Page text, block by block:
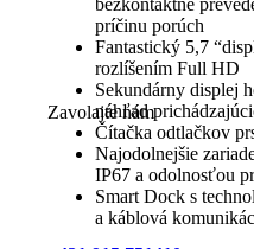
Zavolajte nám
bezkontaktné
príčinu porúch
Fantastický 5,7
rozlíšením Full HD
Sekundárny displej
náhľad
Čítačka odtlačkov
Najodolnejšie
IP67 a odolnosťou
Smart Dock s
a káblová